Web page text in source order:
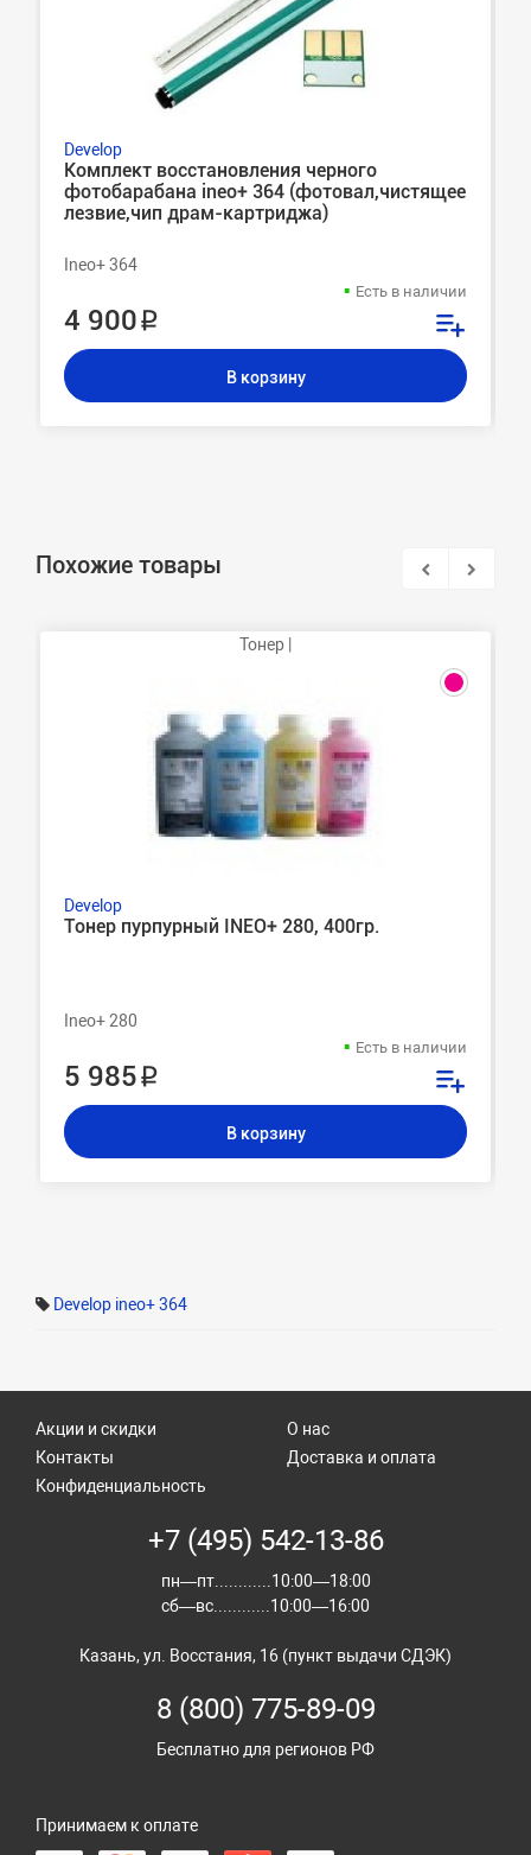
Develop
Комплект восстановления черного
фотобарабана ineo+ 364 (фотовал,чистящее
лезвие,чип драм-картриджа)
Ineo+ 364
Есть в наличии
4 900 ₽
В корзину
Похожие товары
Тонер |
Develop
Тонер пурпурный INEO+ 280, 400гр.
Ineo+ 280
Есть в наличии
5 985 ₽
В корзину
Develop ineo+ 364
Акции и скидки
Контакты
О нас
Доставка и оплата
Конфиденциальность
+7 (495) 542-13-86
пн—пт............10:00—18:00
сб—вс............10:00—16:00
Казань, ул. Восстания, 16 (пункт выдачи СДЭК)
8 (800) 775-89-09
Бесплатно для регионов РФ
Принимаем к оплате